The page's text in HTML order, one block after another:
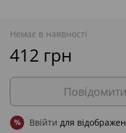
Немає в наявності
412 грн
% Ввійти для